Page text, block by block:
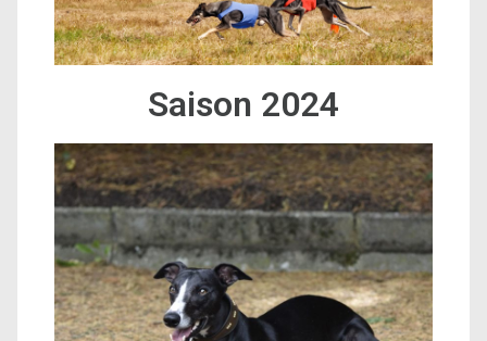
Saison 2024